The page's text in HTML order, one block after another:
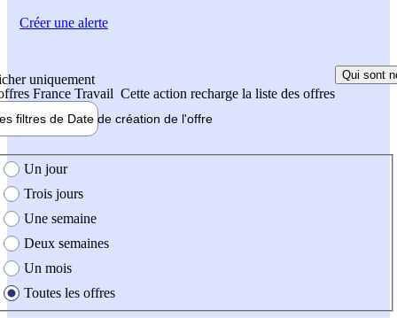
uniquement
France Travail Cette action recharge la liste des offres
Qui sont
filtres de Date de création de l'offre
création de l'offre
Un jour
Trois jours
Une semaine
Deux semaines
Un mois
Toutes les offres
Créer une alerte